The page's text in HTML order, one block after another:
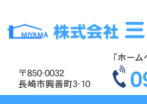
テ
ス
テ
ス